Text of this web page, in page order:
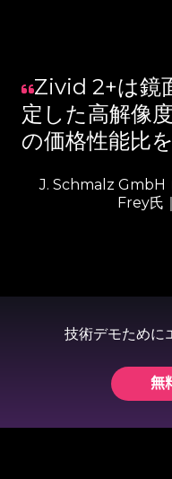
Zivid 2+は鏡
定した高解像
の価格性能比
J. Schmalz GmbH
Frey氏｜
技術デモために